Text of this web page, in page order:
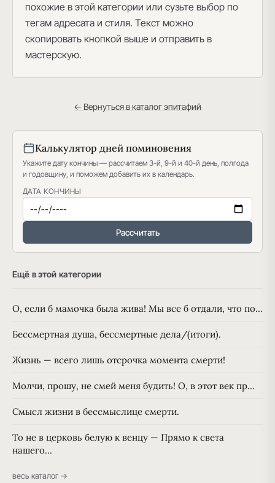
похожие в этой категории или сузьте выбор по
тегам адресата и стиля. Текст можно
скопировать кнопкой выше и отправить в
мастерскую.
← Вернуться в каталог эпитафий
Калькулятор дней поминовения
Укажите дату кончины — рассчитаем 3-й, 9-й и 40-й день, полгода
и годовщину, и поможем добавить их в календарь.
ДАТА КОНЧИНЫ
Рассчитать
Ещё в этой категории
О, если б мамочка была жива! Мы все б отдали, что по…
Бессмертная душа, бессмертные дела/(итоги).
Жизнь — всего лишь отсрочка момента смерти!
Молчи, прошу, не смей меня будить! О, в этот век пр…
Смысл жизни в бессмыслице смерти.
То не в церковь белую к венцу — Прямо к света
нашего…
весь каталог →